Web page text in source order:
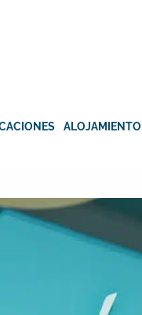
ALOJAMIENTO